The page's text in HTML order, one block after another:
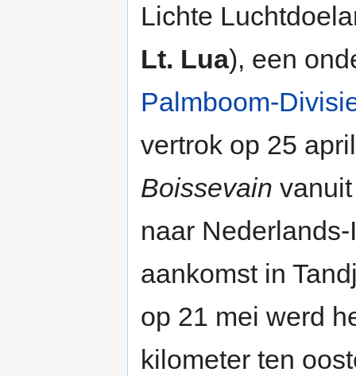
Lichte
Lt. Lua), een
Palmboom-
vertrok op 25
Boissevain
naar
aankomst in
op 21 mei werd
kilometer ten